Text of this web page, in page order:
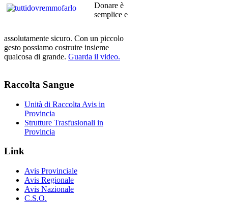
Donare è
semplice e
assolutamente sicuro. Con un piccolo
gesto possiamo costruire insieme
qualcosa di grande. Guarda il video.
Raccolta Sangue
Unità di Raccolta Avis in
Provincia
Strutture Trasfusionali in
Provincia
Link
Avis Provinciale
Avis Regionale
Avis Nazionale
C.S.O.